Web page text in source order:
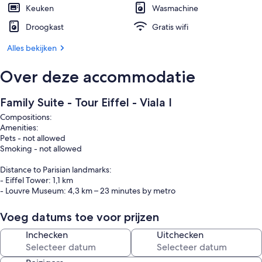
Keuken
Wasmachine
Droogkast
Gratis wifi
Alles bekijken
Over deze accommodatie
Family Suite - Tour Eiffel - Viala I
Compositions:
Amenities:
Pets - not allowed
Smoking - not allowed
Distance to Parisian landmarks:
- Eiffel Tower: 1,1 km
- Louvre Museum: 4,3 km – 23 minutes by metro
Nearest Metro Station :
- Vaugirard (4min walk) : Line 12
- Convention (8min walk) : Line 12
Voeg datums toe voor prijzen
Inchecken Uitchecken